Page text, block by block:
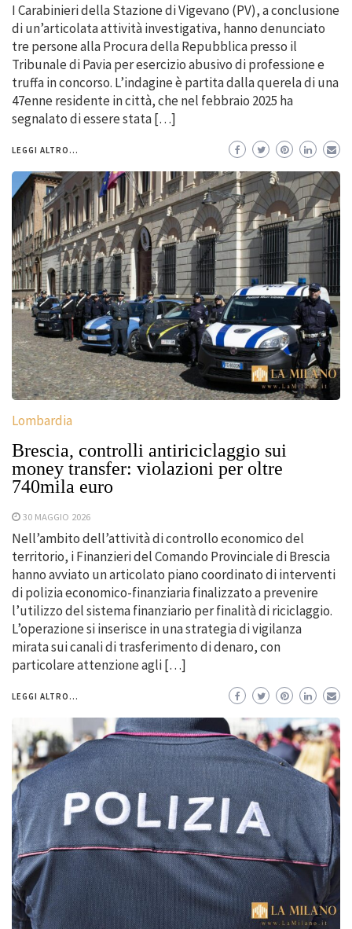
I Carabinieri della Stazione di Vigevano (PV), a conclusione
di un’articolata attività investigativa, hanno denunciato
tre persone alla Procura della Repubblica presso il
Tribunale di Pavia per esercizio abusivo di professione e
truffa in concorso. L’indagine è partita dalla querela di una
47enne residente in città, che nel febbraio 2025 ha
segnalato di essere stata […]
LEGGI ALTRO...
Lombardia
Brescia, controlli antiriciclaggio sui
money transfer: violazioni per oltre
740mila euro
30 MAGGIO 2026
Nell’ambito dell’attività di controllo economico del
territorio, i Finanzieri del Comando Provinciale di Brescia
hanno avviato un articolato piano coordinato di interventi
di polizia economico-finanziaria finalizzato a prevenire
l’utilizzo del sistema finanziario per finalità di riciclaggio.
L’operazione si inserisce in una strategia di vigilanza
mirata sui canali di trasferimento di denaro, con
particolare attenzione agli […]
LEGGI ALTRO...